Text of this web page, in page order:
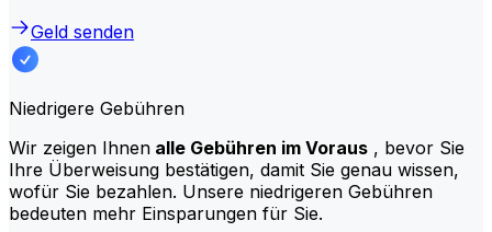
Geld senden
Niedrigere Gebühren
Wir zeigen Ihnen alle Gebühren im Voraus , bevor Sie
Ihre Überweisung bestätigen, damit Sie genau wissen,
wofür Sie bezahlen. Unsere niedrigeren Gebühren
bedeuten mehr Einsparungen für Sie.